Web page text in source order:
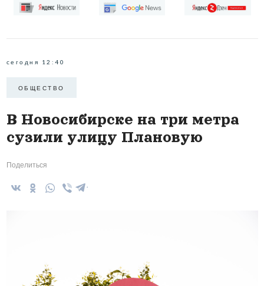
сегодня 12:40
ОБЩЕСТВО
В Новосибирске на три метра
сузили улицу Плановую
Поделиться